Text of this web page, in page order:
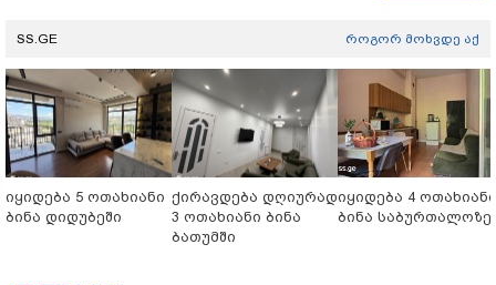
SS.GE როგორ მოხვდე აქ
იყიდება 5 ოთახიანი
ბინა დიდუბეში
ქირავდება დღიურად
3 ოთახიანი ბინა
ბათუმში
იყიდება 4 ოთახიანი
ბინა საბურთალოზე